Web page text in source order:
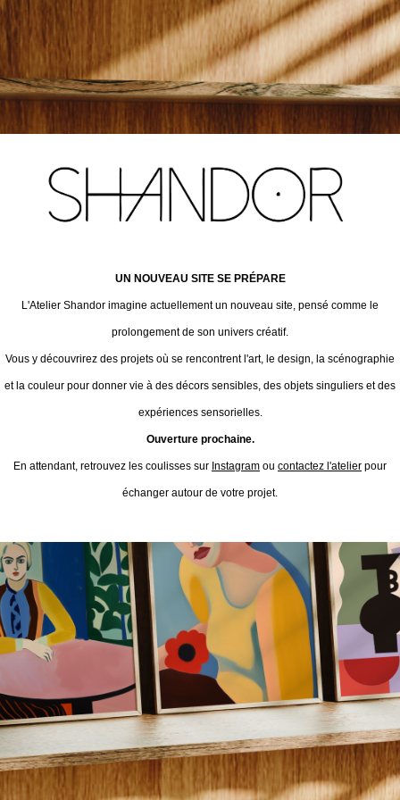
UN NOUVEAU SITE SE PRÉPARE
L'Atelier Shandor imagine actuellement un nouveau site, pensé comme le
prolongement de son univers créatif.
Vous y découvrirez des projets où se rencontrent l'art, le design, la scénographie
et la couleur pour donner vie à des décors sensibles, des objets singuliers et des
expériences sensorielles.
Ouverture prochaine.
En attendant, retrouvez les coulisses sur Instagram ou contactez l'atelier pour
échanger autour de votre projet.